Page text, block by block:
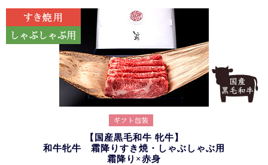
【国産黒毛和牛 牝牛】
和牛牝牛 霜降りすき焼・しゃぶしゃぶ用
霜降り×赤身